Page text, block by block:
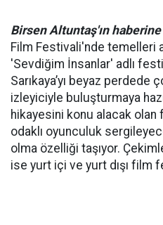
Birsen Altuntaş'ın
Film Festivali'nde temelleri
'Sevdiğim İnsanlar' adlı
Sarıkaya’yı beyaz perdede
izleyiciyle buluşturmaya
hikayesini konu alacak olan
odaklı oyunculuk
olma özelliği taşıyor.
ise yurt içi ve yurt dışı film